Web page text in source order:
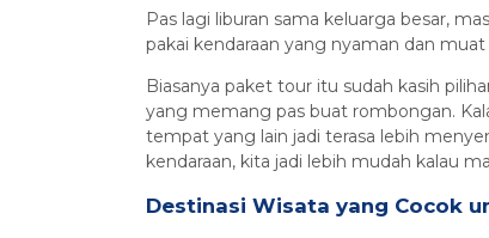
Pas lagi liburan sama keluarga besar,
pakai kendaraan yang nyaman dan
Biasanya paket tour itu sudah kasih
yang memang pas buat rombongan.
tempat yang lain jadi terasa lebih
kendaraan, kita jadi lebih mudah kalau
Destinasi Wisata yang Cocok